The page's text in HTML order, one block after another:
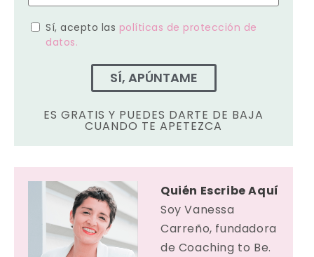
Sí, acepto las políticas de protección de
datos.
SÍ, APÚNTAME
ES GRATIS Y PUEDES DARTE DE BAJA
CUANDO TE APETEZCA
Quién Escribe Aquí
Soy Vanessa
Carreño, fundadora
de Coaching to Be.